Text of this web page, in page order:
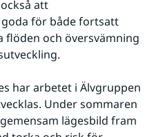
att
för både fortsatt
och översvämning
har arbetet i Älvgruppen
Under sommaren
lägesbild fram